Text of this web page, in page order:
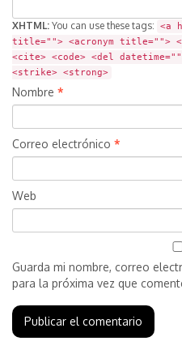
XHTML: You can use these tags:
<a
title=""> <acronym title="">
<cite> <code> <del
<strike> <strong>
Nombre *
Correo electrónico *
Web
Guarda mi nombre, correo
para la próxima vez que